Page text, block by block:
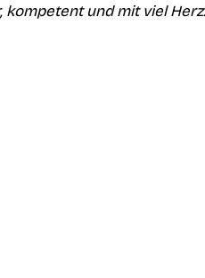
kompetent und mit viel